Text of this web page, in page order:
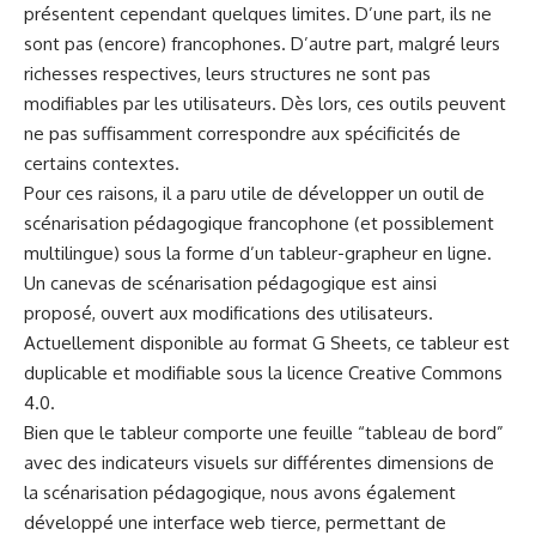
présentent cependant quelques limites. D’une part, ils ne
sont pas (encore) francophones. D’autre part, malgré leurs
richesses respectives, leurs structures ne sont pas
modifiables par les utilisateurs. Dès lors, ces outils peuvent
ne pas suffisamment correspondre aux spécificités de
certains contextes.
Pour ces raisons, il a paru utile de développer un outil de
scénarisation pédagogique francophone (et possiblement
multilingue) sous la forme d’un tableur-grapheur en ligne.
Un canevas de scénarisation pédagogique est ainsi
proposé, ouvert aux modifications des utilisateurs.
Actuellement disponible au format G Sheets, ce tableur est
duplicable et modifiable sous la licence Creative Commons
4.0.
Bien que le tableur comporte une feuille “tableau de bord”
avec des indicateurs visuels sur différentes dimensions de
la scénarisation pédagogique, nous avons également
développé une interface web tierce, permettant de